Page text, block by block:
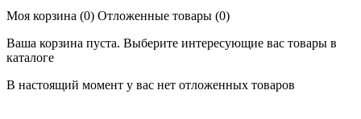
Моя корзина (0) Отложенные товары (0)
Ваша корзина пуста. Выберите интересующие вас товары в
каталоге
В настоящий момент у вас нет отложенных товаров